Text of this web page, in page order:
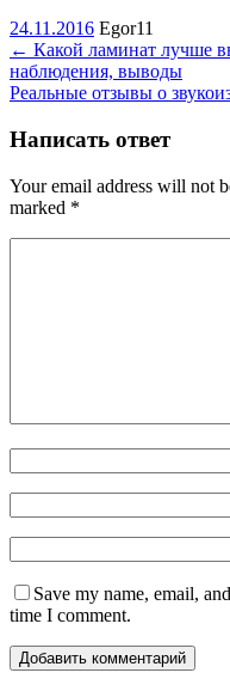
24.11.2016 Egor11
← Какой ламинат лучше
наблюдения, выводы
Реальные отзывы о
Написать ответ
Your email address will not
marked *
Save my name, email,
time I comment.